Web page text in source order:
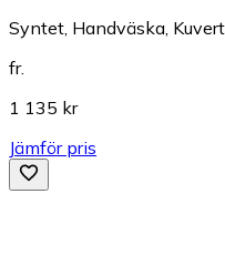
Syntet, Handväska,
fr.
1 135 kr
Jämför pris